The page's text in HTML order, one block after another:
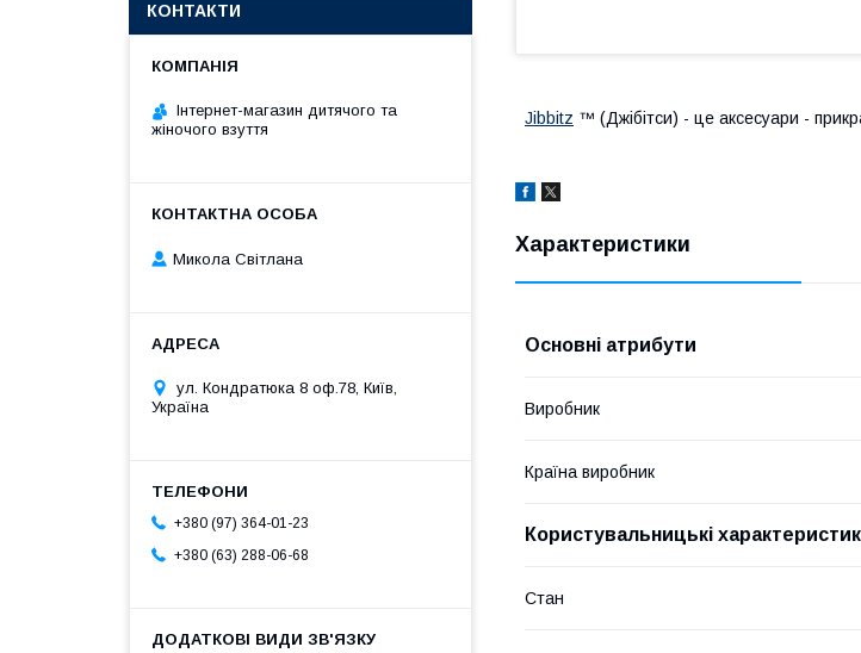
Jibbitz ™ (Джібітси) - це аксесуари -
Характеристики
Основні атрибути
Виробник
Країна виробник
Користувальницькі
Стан
КОНТАКТИ
Інтернет-магазин дитячого та
жіночого взуття
Микола Світлана
ул. Кондратюка 8 оф.78, Київ,
Україна
+380 (97) 364-01-23
+380 (63) 288-06-68